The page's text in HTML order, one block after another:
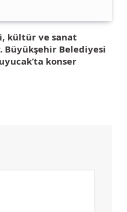
kültür ve sanat
Belediyesi
konser